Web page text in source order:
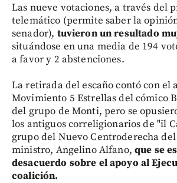
Las nueve votaciones, a través del
telemático (permite saber la
senador), tuvieron un resultado
situándose en una media de 194
a favor y 2 abstenciones.
La retirada del escaño contó con el
Movimiento 5 Estrellas del cómico
del grupo de Monti, pero se
los antiguos correligionarios de "il
grupo del Nuevo Centroderecha
ministro, Angelino Alfano,que se
desacuerdo sobre el apoyo al
coalición.